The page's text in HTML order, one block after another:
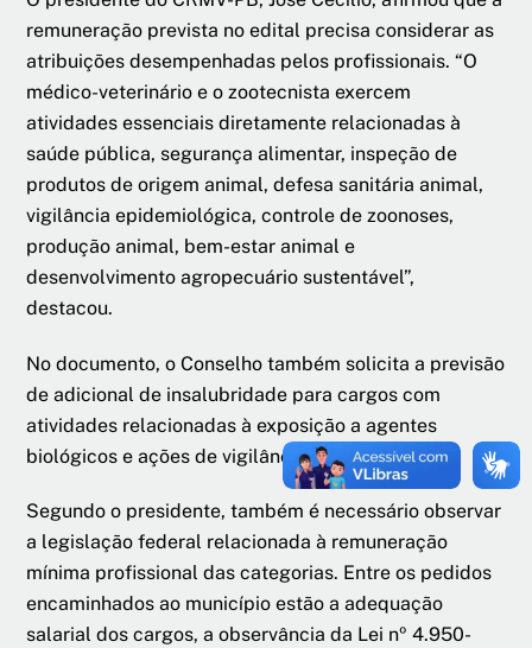
remuneração prevista no edital precisa considerar as
atribuições desempenhadas pelos profissionais. “O
médico-veterinário e o zootecnista exercem
atividades essenciais diretamente relacionadas à
saúde pública, segurança alimentar, inspeção de
produtos de origem animal, defesa sanitária animal,
vigilância epidemiológica, controle de zoonoses,
produção animal, bem-estar animal e
desenvolvimento agropecuário sustentável”,
destacou.
No documento, o Conselho também solicita a previsão
de adicional de insalubridade para cargos com
atividades relacionadas à exposição a agentes
biológicos e ações de vigilância sanitária.
Segundo o presidente, também é necessário observar
a legislação federal relacionada à remuneração
mínima profissional das categorias. Entre os pedidos
encaminhados ao município estão a adequação
salarial dos cargos, a observância da Lei nº 4.950-